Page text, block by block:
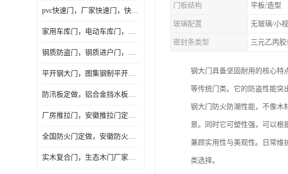
pvc快速门，厂家快速门，快速卷帘门，感应快速门
家用车库门，电动车库门，车库滑升门，车库门安装
钢质防盗门，钢质进户门，钢质非标门厂家
平开钢大门，图集钢制平开门，厂房平开大门
防汛板定做，铝合金挡水板门，地库挡水板
厂房推拉门，安徽推拉门定做，夹芯板平移大门
全国防火门定做，安徽防火门批发，防火门价格
实木复合门，生态木门厂家，免漆门定做，安徽木门厂家直销
门板结构 平板/造型
玻璃配置 无玻璃/小
密封条类型 三元乙丙胶
钢大门具备坚固耐用的核心特
等传统门类。它的防盗性能突
钢大门防火防潮性能，不像木
景。同时它可塑性强，可以根
兼顾实用性与美观性。日常维
类选择。